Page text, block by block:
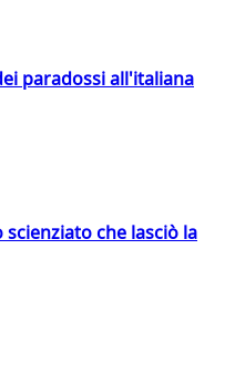
paradossi all'italiana
che lasciò la